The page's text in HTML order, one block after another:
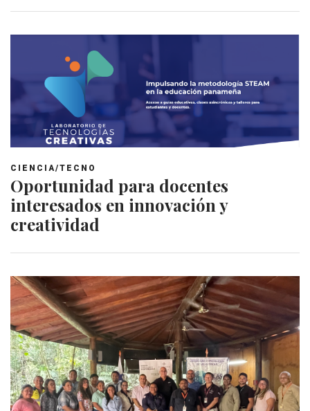
CIENCIA/TECNO
Oportunidad para docentes
interesados en innovación y
creatividad